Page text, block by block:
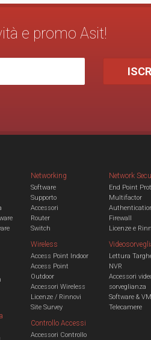
e promo Asit!
Networking
Software
Supporto
Accessori
Router
Switch
Wireless
Access Point Indoor
Access Point
Outdoor
Accessori Wireless
Licenze / Rinnovi
Site Survey
Network
End Point
Multifactor
Firewall
Licenze e
Lettura
NVR
Accessori
sorveglianza
Software &
Telecamere
Controllo Accessi
Accessori Controllo